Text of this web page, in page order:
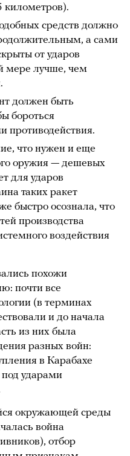
километров).
средств должно
а сами
от ударов
мере лучше, чем
должен быть
бороться
противодействия.
что нужен и еще
оружия — дешевых
для ударов
таких ракет
быстро осознала, что
производства
воздействия
похожи
почти все
(в терминах
и до начала
из них была
разных войн:
в Карабахе
ударами
окружающей среды
война
отбор